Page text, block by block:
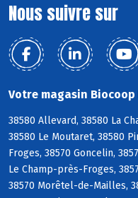
Nous suivre sur
Votre magasin Biocoop
38580 Allevard, 38580 La
38580 Le Moutaret, 38580
Froges, 38570 Goncelin,
Le Champ-près-Froges,
38570 Morêtel-de-Mailles,